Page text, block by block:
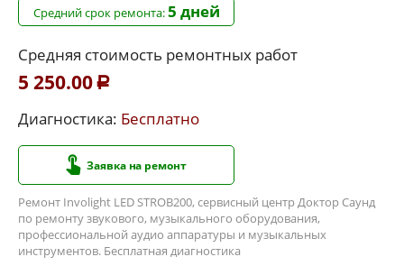
Средний срок ремонта:5 дней
Средняя стоимость ремонтных работ
5 250.00 Р
Диагностика: Бесплатно
Заявка на ремонт
Ремонт Involight LED STROB200, сервисный центр Доктор Саунд
по ремонту звукового, музыкального оборудования,
профессиональной аудио аппаратуры и музыкальных
инструментов. Бесплатная диагностика